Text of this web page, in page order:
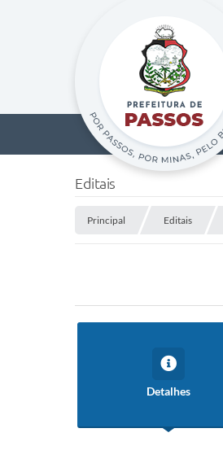
Editais
Principal Editais
Detalhes